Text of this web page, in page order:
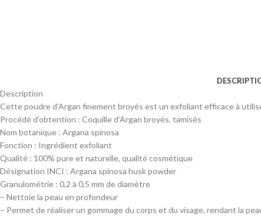
Description
Cette poudre d’Argan finement broyés est un exfoliant efficace à
Procédé d’obtention : Coquille d’Argan broyés, tamisés
Nom botanique : Argana spinosa
Fonction : Ingrédient exfoliant
Qualité : 100% pure et naturelle, qualité cosmétique
Désignation INCI : Argana spinosa husk powder
Granulométrie : 0,2 à 0,5 mm de diamètre
– Nettoie la peau en profondeur
– Permet de réaliser un gommage du corps et du visage, rendant la